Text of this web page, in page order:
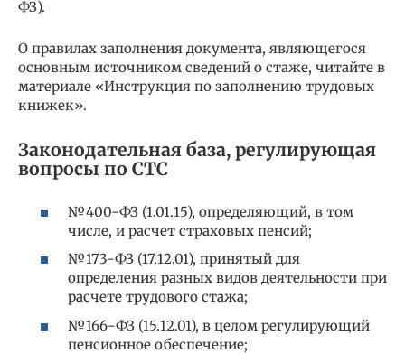
ФЗ).
О правилах заполнения документа, являющегося
основным источником сведений о стаже, читайте в
материале «Инструкция по заполнению трудовых
книжек».
Законодательная база, регулирующая
вопросы по СТС
№400-ФЗ (1.01.15), определяющий, в том
числе, и расчет страховых пенсий;
№173-ФЗ (17.12.01), принятый для
определения разных видов деятельности при
расчете трудового стажа;
№166-ФЗ (15.12.01), в целом регулирующий
пенсионное обеспечение;